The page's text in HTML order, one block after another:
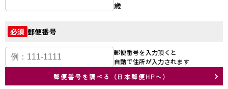
歳
必須 郵便番号
郵便番号を入力頂くと
自動で住所が入力されます
郵便番号を調べる（日本郵便HPへ）